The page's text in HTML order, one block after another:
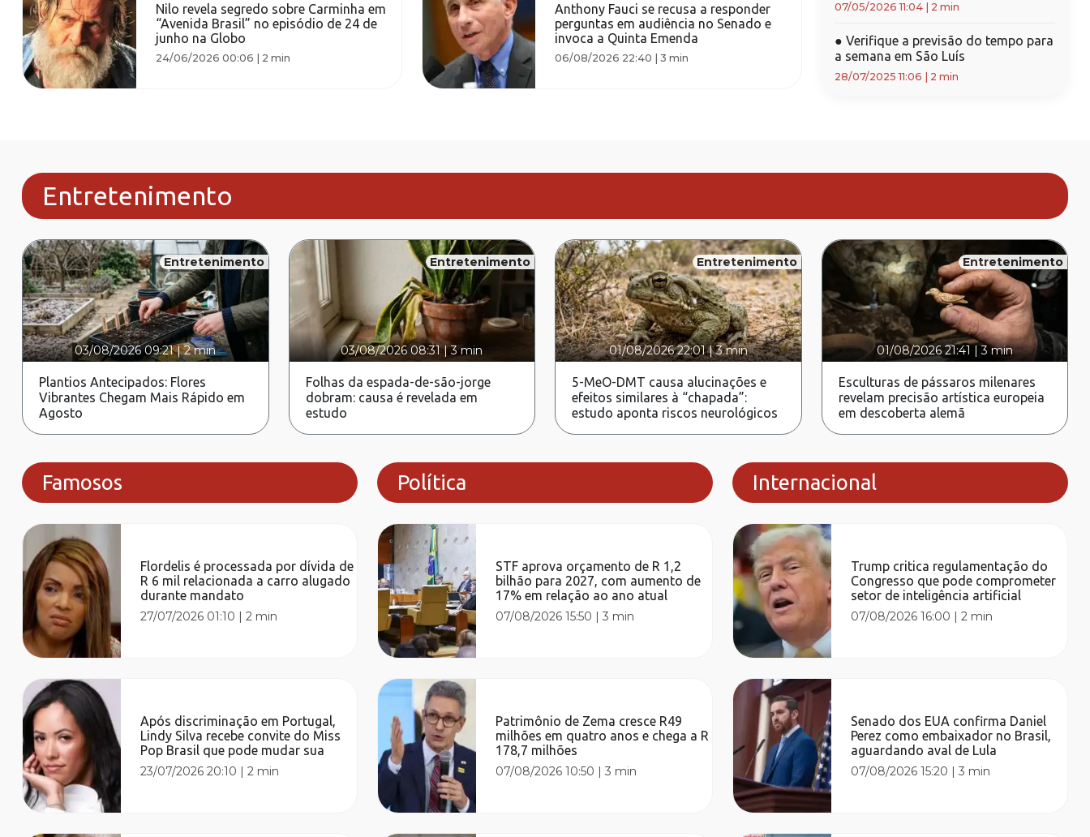
Nilo revela segredo sobre Carminha em
“Avenida Brasil” no episódio de 24 de
junho na Globo
24/06/2026 00:06 | 2 min
Anthony Fauci se recusa a responder
perguntas em audiência no Senado e
invoca a Quinta Emenda
06/08/2026 22:40 |3 min
07/05/2026 11:04| 2 min
● Verifique a previsão do tempo para
a semana em São Luís
28/07/2025 11:06 2 min
Entretenimento
Entretenimento
03/08/2026 09:21|2 min
Plantios Antecipados: Flores
Vibrantes Chegam Mais Rápido em
Agosto
Entretenimento
03/08/2026 08:31|3 min
Folhas da espada-de-são-jorge
dobram: causa é revelada em
estudo
Entretenimento
01/08/2026 22:01|3 min
5-MeO-DMT causa alucinações e
efeitos similares à “chapada”:
estudo aponta riscos neurológicos
Entretenimento
01/08/2026 21:41 |3 min
Esculturas de pássaros milenares
revelam precisão artística europeia
em descoberta alemã
Famosos
Flordelis é processada por dívida de
R 6 mil relacionada a carro alugado
durante mandato
27/07/2026 01:10 |2 min
Após discriminação em Portugal,
Lindy Silva recebe convite do Miss
Pop Brasil que pode mudar sua
23/07/2026 20:10 |2 min
Política
STF aprova orçamento de R 1,2
bilhão para 2027, com aumento de
17% em relação ao ano atual
07/08/2026 15:50 |3 min
Patrimônio de Zema cresce R49
milhões em quatro anos e chega a R
178,7 milhões
07/08/2026 10:50 |3 min
Internacional
Trump critica regulamentação do
Congresso que pode comprometer
setor de inteligência artificial
07/08/2026 16:00 |2 min
Senado dos EUA confirma Daniel
Perez como embaixador no Brasil,
aguardando aval de Lula
07/08/2026 15:20 |3 min